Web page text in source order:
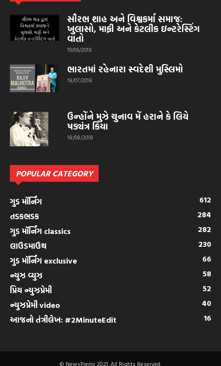
સૌરભ શાહ અને વિશ્વકર્મા સમાજ:
ખુલાસો, માફી અને કેટલીક ઇન્ટરેસ્ટિંગ
વાતો
19/06/2018
ભારતમાં રહેનારા સ્વદેશી મુસ્લિમો
18/07/2018
ઉન્હોંને મુઝે ચુનાવ મેં હરાને કે લિયે
ષડ્યંત્ર કિયા
18/08/2018
POPULAR CATEGORY
ગુડ મૉર્નિંગ
612
તડકભડક
284
ગુડ મૉર્નિંગ classics
282
લાઉડમાઉથ
230
ગુડ મૉર્નિંગ exclusive
66
ન્યુઝ વ્યુઝ
58
પ્રિય ન્યુઝપ્રેમી
52
ન્યુઝપ્રેમી video
40
આજનો તંત્રીલેખ: #2MinuteEdit
16
© NewsPremi 2021. All Rights Reserved.